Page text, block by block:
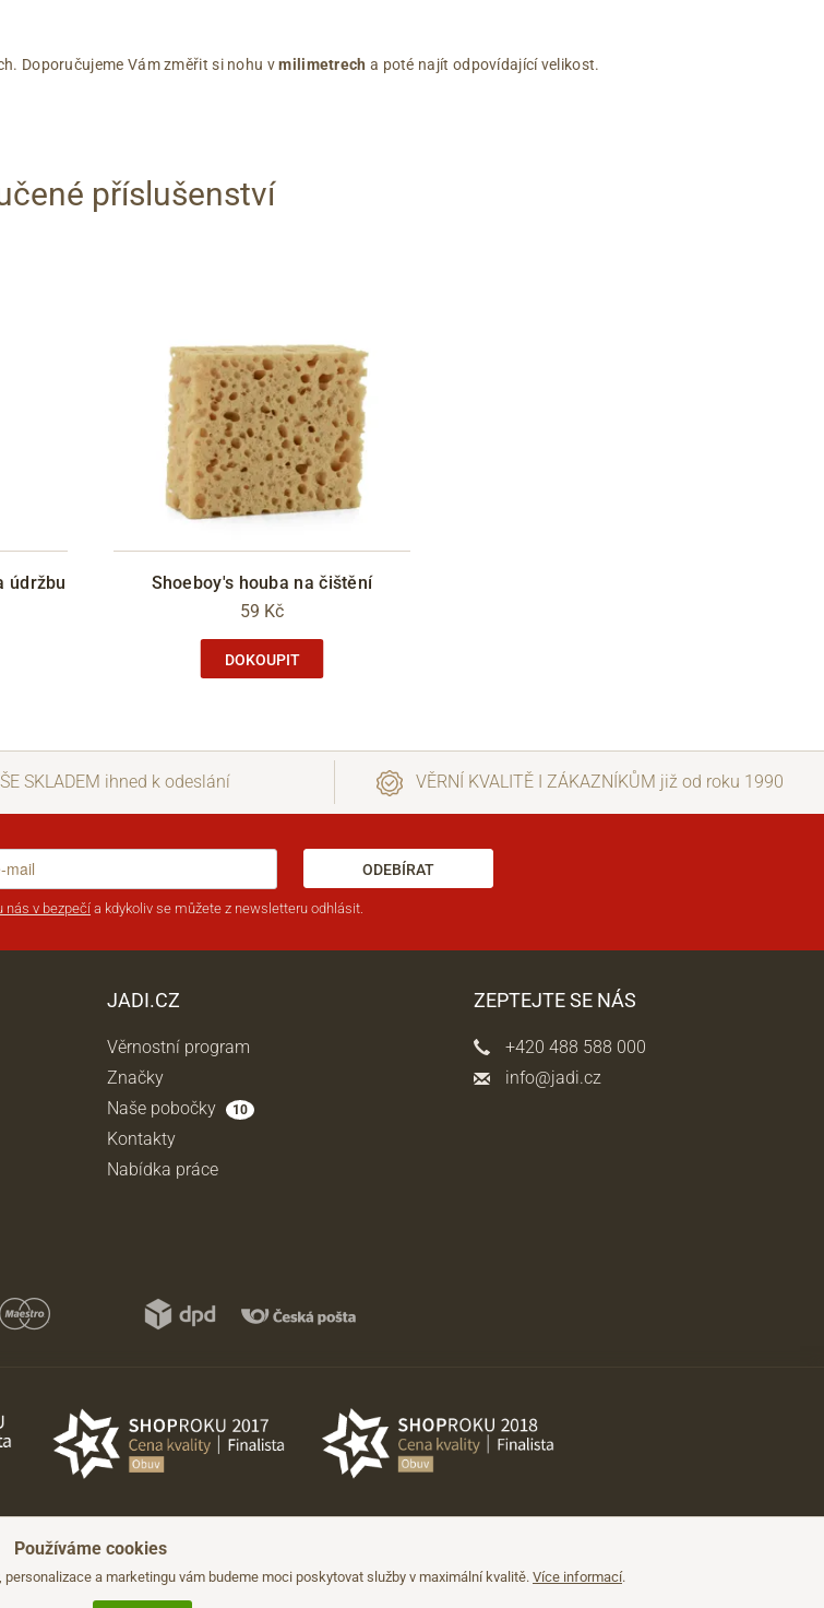
Doporučujeme Vám změřit si nohu vmilimetrech a poté najít odpovídající velikost.
příslušenství
údržbu
Shoeboy's houba na čištění
59 Kč
DOKOUPIT
SKLADEM ihned k odeslání VĚRNÍ KVALITĚ I ZÁKAZNÍKŮM již od roku 1990
ODEBÍRAT
nás v bezpečía kdykoliv se můžete z newsletteru odhlásit.
JADI.CZ
Věrnostní program
Značky
Naše pobočky
10
Kontakty
Nabídka práce
ZEPTEJTE SE NÁS
+420 488 588 000
info@jadi.cz
Používáme cookies
a marketingu vám budeme moci poskytovat služby v maximální kvalitě. Více informací.